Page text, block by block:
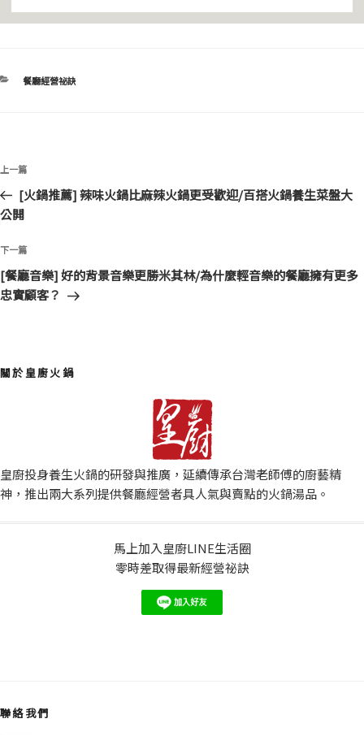
分
餐廳經營祕訣
文
導
覽
上
一
篇
章
上一篇
[火鍋推薦] 辣味火鍋比麻辣火鍋更受歡迎/百搭火鍋養生菜盤大
公開
下
一
篇
下一篇
[餐廳音樂] 好的背景音樂更勝米其林/為什麼輕音樂的餐廳擁有更多
忠實顧客？
關於皇廚火鍋
皇廚投身養生火鍋的研發與推廣，延續傳承台灣老師傅的廚藝精
神，推出兩大系列提供餐廳經營者具人氣與賣點的火鍋湯品。
馬上加入皇廚LINE生活圈
零時差取得最新經營祕訣
聯絡我們